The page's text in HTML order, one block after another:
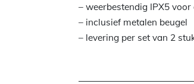
– weerbestendig IPX5
– inclusief metalen beugel
– levering per set van 2